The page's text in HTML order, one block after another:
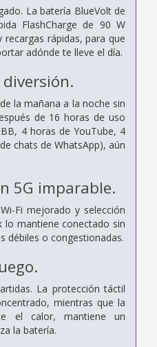
La batería BlueVolt de
FlashCharge de 90 W
rápidas, para que
adónde te lleve el día.
la mañana a la noche sin
de 16 horas de uso
4 horas de YouTube, 4
chats de WhatsApp), aún
5G imparable.
Fi mejorado y selección
lo mantiene conectado sin
débiles o congestionadas.
La protección táctil
mientras que la
el calor, mantiene un
la batería.